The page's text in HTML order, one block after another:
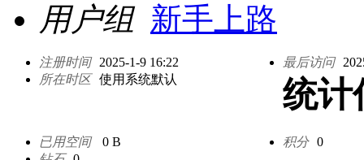
用户组 新手上路
注册时间 2025-1-9 16:22 最后访问
所在时区 使用系统默认 统计
已用空间 0 B 积分 0